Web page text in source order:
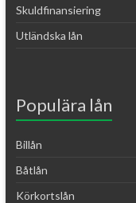
Skuldfinansiering
Utländska lån
Populära lån
Billån
Båtlån
Körkortslån